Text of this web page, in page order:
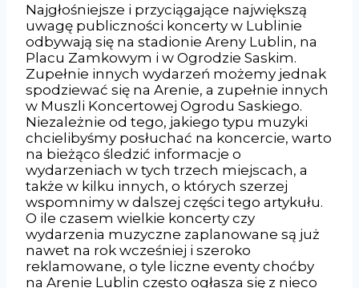
Najgłośniejsze i przyciągające największą
uwagę publiczności koncerty w Lublinie
odbywają się na stadionie Areny Lublin, na
Placu Zamkowym i w Ogrodzie Saskim.
Zupełnie innych wydarzeń możemy jednak
spodziewać się na Arenie, a zupełnie innych
w Muszli Koncertowej Ogrodu Saskiego.
Niezależnie od tego, jakiego typu muzyki
chcielibyśmy posłuchać na koncercie, warto
na bieżąco śledzić informacje o
wydarzeniach w tych trzech miejscach, a
także w kilku innych, o których szerzej
wspomnimy w dalszej części tego artykułu.
O ile czasem wielkie koncerty czy
wydarzenia muzyczne zaplanowane są już
nawet na rok wcześniej i szeroko
reklamowane, o tyle liczne eventy choćby
na Arenie Lublin często ogłasza się z nieco